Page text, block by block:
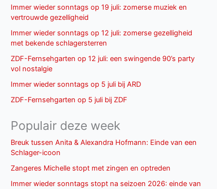
Immer wieder sonntags op 19 juli: zomerse muziek en
vertrouwde gezelligheid
Immer wieder sonntags op 12 juli: zomerse gezelligheid
met bekende schlagersterren
ZDF-Fernsehgarten op 12 juli: een swingende 90’s party
vol nostalgie
Immer wieder sonntags op 5 juli bij ARD
ZDF-Fernsehgarten op 5 juli bij ZDF
Populair deze week
Breuk tussen Anita & Alexandra Hofmann: Einde van een
Schlager-icoon
Zangeres Michelle stopt met zingen en optreden
Immer wieder sonntags stopt na seizoen 2026: einde van